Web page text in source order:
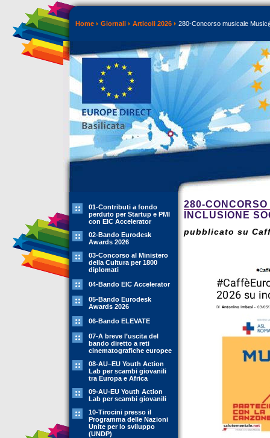
Home Giornali Articoli 2026 280-Concorso musicale
01-Contributi a fondo
perduto per Startup e PMI
con EIC Accelerator
02-Bando Eurodesk
Awards 2026
03-Concorso al Ministero
della Cultura per 1800
diplomati
04-Bando EIC Accelerator
05-Bando Eurodesk
Awards 2026
06-Bando ELEVATE
07-A breve l’uscita del
bando diretto a reti
cinematografiche europee
08-AU–EU Youth Action
Lab per scambi giovanili
tra Europa e Africa
09-AU-EU Youth Action
Lab per scambi giovanili
10-Tirocini presso il
Programma delle Nazioni
Unite per lo sviluppo
(UNDP)
280-
INCLUSIONE
pubblicato su